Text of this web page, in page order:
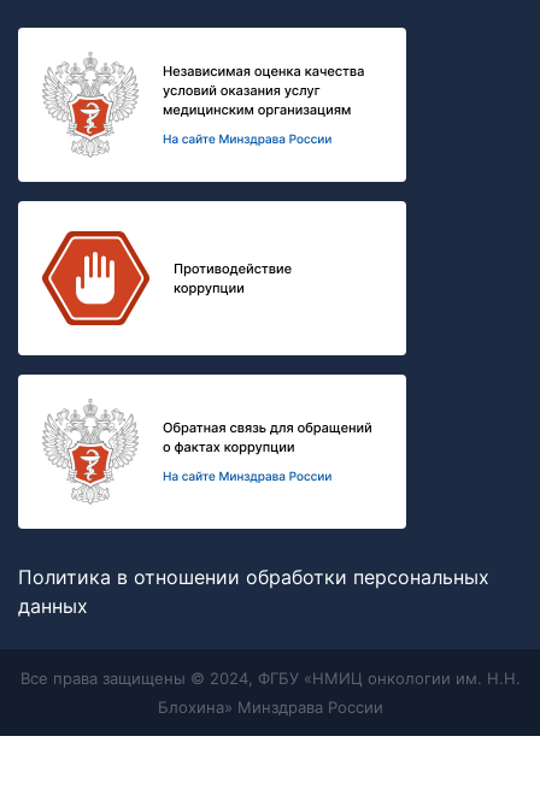
Политика в отношении обработки персональных
данных
Все права защищены © 2024, ФГБУ «НМИЦ онкологии им. Н.Н.
Блохина» Минздрава России